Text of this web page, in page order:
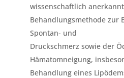
wissenschaftlich
Behandlungsmethode zur
Spontan- und
Druckschmerz sowie der
Hämatomneigung,
Behandlung eines